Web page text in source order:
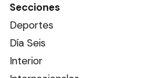
Secciones
Deportes
Día Seis
Interior